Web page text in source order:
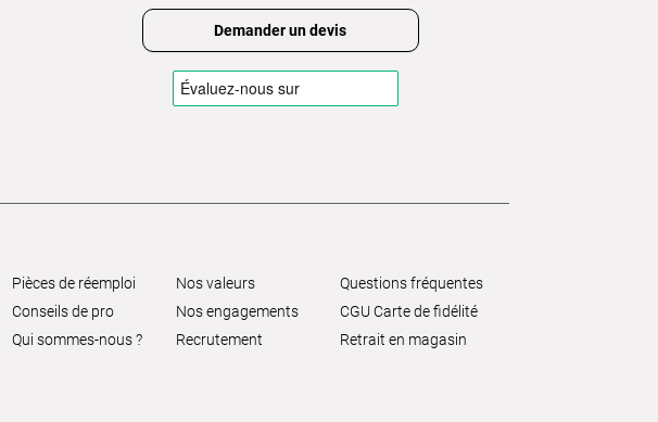
Demander un devis
Pièces de réemploi
Conseils de pro
Qui sommes-nous ?
Nos valeurs
Nos engagements
Recrutement
Questions fréquentes
CGU Carte de fidélité
Retrait en magasin